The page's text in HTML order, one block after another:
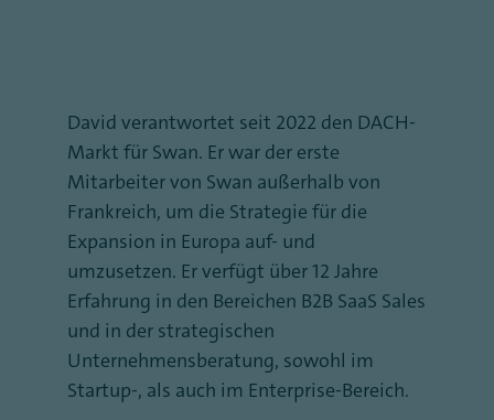
David verantwortet seit 2022 den DACH-
Markt für Swan. Er war der erste
Mitarbeiter von Swan außerhalb von
Frankreich, um die Strategie für die
Expansion in Europa auf- und
umzusetzen. Er verfügt über 12 Jahre
Erfahrung in den Bereichen B2B SaaS Sales
und in der strategischen
Unternehmensberatung, sowohl im
Startup-, als auch im Enterprise-Bereich.